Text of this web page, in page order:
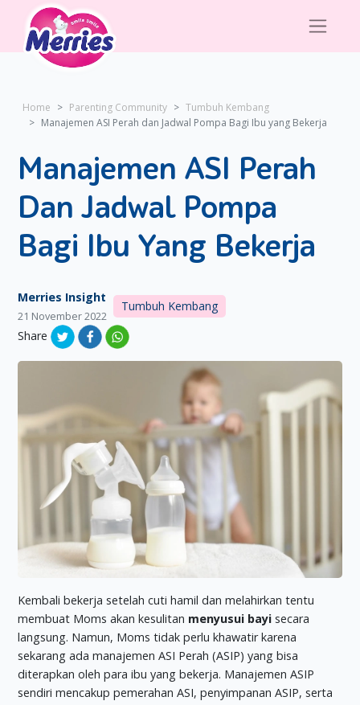
Home Parenting Community
Tumbuh Kembang
Manajemen ASI Perah dan Jadwal Pompa Bagi Ibu yang Bekerja
Manajemen ASI Perah
Dan Jadwal Pompa
Bagi Ibu Yang Bekerja
Merries Insight
21 November 2022
Tumbuh Kembang
Share
Kembali bekerja setelah cuti hamil dan melahirkan tentu
membuat Moms akan kesulitan menyusui bayi secara
langsung. Namun, Moms tidak perlu khawatir karena
sekarang ada manajemen ASI Perah (ASIP) yang bisa
diterapkan oleh para ibu yang bekerja. Manajemen ASIP
sendiri mencakup pemerahan ASI, penyimpanan ASIP, serta